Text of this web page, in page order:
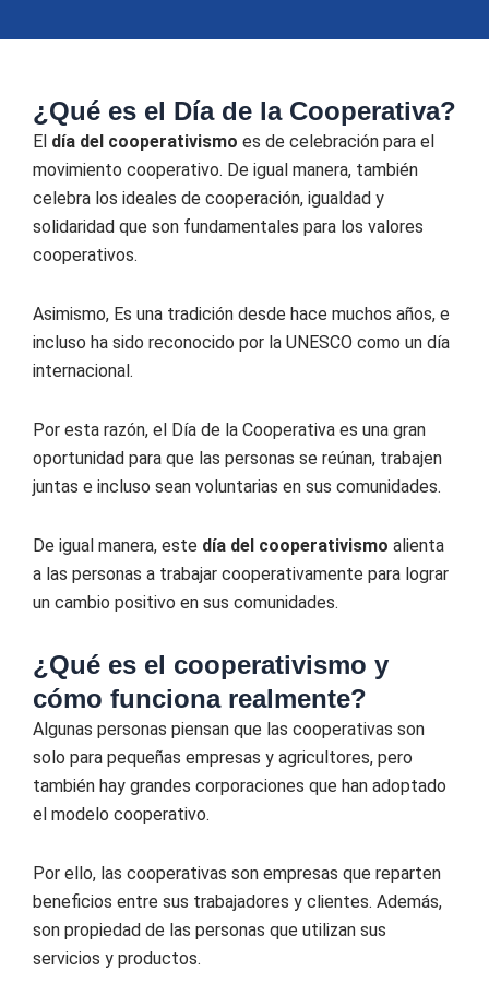
¿Qué es el Día de la Cooperativa?
El día del cooperativismo es de celebración para el
movimiento cooperativo. De igual manera, también
celebra los ideales de cooperación, igualdad y
solidaridad que son fundamentales para los valores
cooperativos.
Asimismo, Es una tradición desde hace muchos años, e
incluso ha sido reconocido por la UNESCO como un día
internacional.
Por esta razón, el Día de la Cooperativa es una gran
oportunidad para que las personas se reúnan, trabajen
juntas e incluso sean voluntarias en sus comunidades.
De igual manera, este día del cooperativismo alienta
a las personas a trabajar cooperativamente para lograr
un cambio positivo en sus comunidades.
¿Qué es el cooperativismo y
cómo funciona realmente?
Algunas personas piensan que las cooperativas son
solo para pequeñas empresas y agricultores, pero
también hay grandes corporaciones que han adoptado
el modelo cooperativo.
Por ello, las cooperativas son empresas que reparten
beneficios entre sus trabajadores y clientes. Además,
son propiedad de las personas que utilizan sus
servicios y productos.